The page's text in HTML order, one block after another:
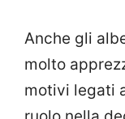
Anche gli
molto
motivi legati